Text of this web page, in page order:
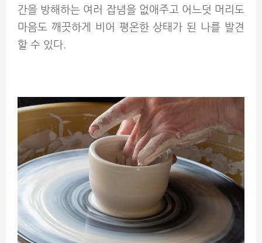
간을 방해하는 여러 잡념을 없애주고 어느덧 머리도
마음도 깨끗하게 비어 평온한 상태가 된 나를 발견
할 수 있다.